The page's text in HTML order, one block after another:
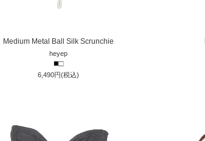
Medium Metal Ball Silk Scrunchie
heyep
■□
6,490円(税込)